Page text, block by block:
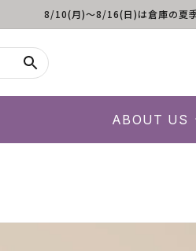
8/10(月)～8/16(日)は倉庫の夏季
ABOUT US